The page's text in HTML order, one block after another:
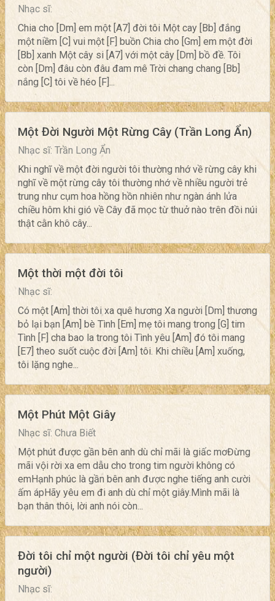
Nhạc sĩ:
Chia cho [Dm] em một [A7] đời tôi Một cay [Bb] đắng
một niềm [C] vui một [F] buồn Chia cho [Gm] em một đời
[Bb] xanh Một cây si [A7] với một cây [Dm] bồ đề. Tôi
còn [Dm] đâu còn đâu đam mê Trời chang chang [Bb]
nắng [C] tôi về héo [F]...
Một Đời Người Một Rừng Cây (Trần Long Ẩn)
Nhạc sĩ: Trần Long Ẩn
Khi nghĩ về một đời người tôi thường nhớ về rừng cây khi
nghĩ về một rừng cây tôi thường nhớ về nhiều người trẻ
trung như cụm hoa hồng hồn nhiên như ngàn ánh lửa
chiều hôm khi gió về Cây đã mọc từ thuở nào trên đồi núi
thật cằn khô cây...
Một thời một đời tôi
Nhạc sĩ:
Có một [Am] thời tôi xa quê hương Xa người [Dm] thương
bỏ lại bạn [Am] bè Tình [Em] mẹ tôi mang trong [G] tim
Tình [F] cha bao la trong tôi Tình yêu [Am] đó tôi mang
[E7] theo suốt cuộc đời [Am] tôi. Khi chiều [Am] xuống,
tôi lặng nghe...
Một Phút Một Giây
Nhạc sĩ: Chưa Biết
Một phút được gần bên anh dù chỉ mãi là giấc mơĐừng
mãi vội rời xa em dẫu cho trong tim người không có
emHạnh phúc là gần bên anh được nghe tiếng anh cười
ấm ápHãy yêu em đi anh dù chỉ một giây.Mình mãi là
bạn thân thôi, lời anh nói còn...
Đời tôi chỉ một người (Đời tôi chỉ yêu một
người)
Nhạc sĩ: